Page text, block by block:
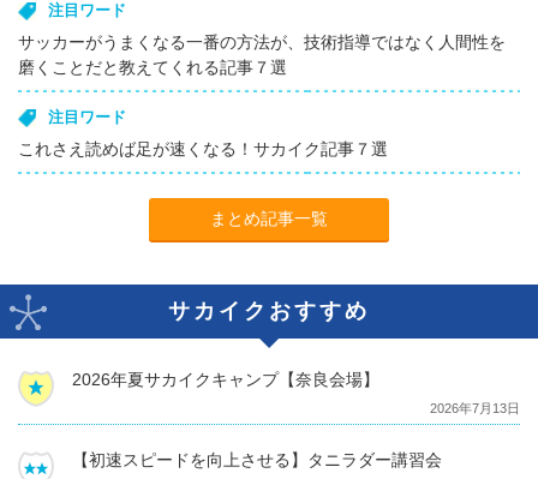
注目ワード
サッカーがうまくなる一番の方法が、技術指導ではなく人間性を
磨くことだと教えてくれる記事７選
注目ワード
これさえ読めば足が速くなる！サカイク記事７選
まとめ記事一覧
サカイクおすすめ
2026年夏サカイクキャンプ【奈良会場】
2026年7月13日
【初速スピードを向上させる】タニラダー講習会